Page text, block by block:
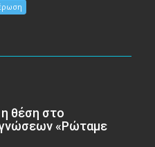
θέση στο
γνώσεων «Ρώταμε